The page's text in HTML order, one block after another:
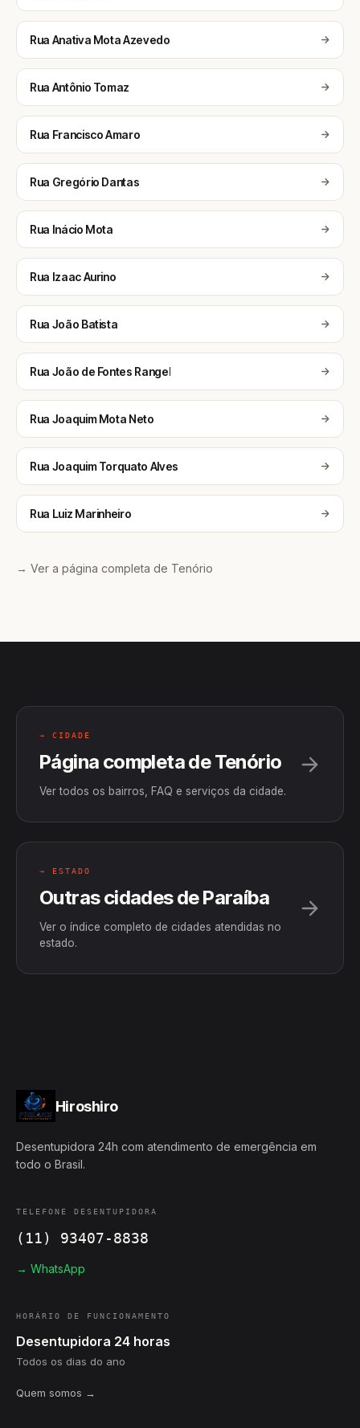
Rua Anativa Mota Azevedo
Rua Antônio Tomaz
Rua Francisco Amaro
Rua Gregório Dantas
Rua Inácio Mota
Rua Izaac Aurino
Rua João Batista
Rua João de Fontes Rangel
Rua Joaquim Mota Neto
Rua Joaquim Torquato Alves
Rua Luiz Marinheiro
→ Ver a página completa de Tenório
→ CIDADE
Página completa de Tenório
Ver todos os bairros, FAQ e serviços da cidade.
→ ESTADO
Outras cidades de Paraíba
Ver o índice completo de cidades atendidas no
estado.
Hiroshiro
Desentupidora 24h com atendimento de emergência em
todo o Brasil.
TELEFONE DESENTUPIDORA
(11) 93407-8838
→ WhatsApp
HORÁRIO DE FUNCIONAMENTO
Desentupidora 24 horas
Todos os dias do ano
Quem somos →